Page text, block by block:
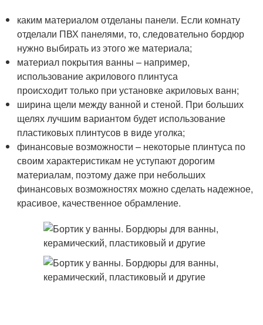
каким материалом отделаны панели. Если комнату
отделали ПВХ панелями, то, следовательно бордюр
нужно выбирать из этого же материала;
материал покрытия ванны – например,
использование акрилового плинтуса
происходит только при установке акриловых ванн;
ширина щели между ванной и стеной. При больших
щелях лучшим вариантом будет использование
пластиковых плинтусов в виде уголка;
финансовые возможности – некоторые плинтуса по
своим характеристикам не уступают дорогим
материалам, поэтому даже при небольших
финансовых возможностях можно сделать надежное,
красивое, качественное обрамление.